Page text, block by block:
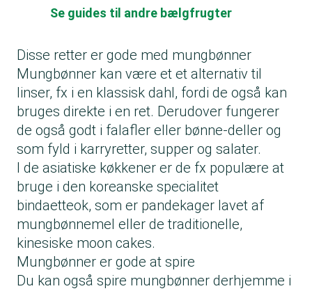
Se guides til andre bælgfrugter
Disse retter er gode med mungbønner
Mungbønner kan være et et alternativ til
linser, fx i en klassisk dahl, fordi de også kan
bruges direkte i en ret. Derudover fungerer
de også godt i falafler eller bønne-deller og
som fyld i karryretter, supper og salater.
I de asiatiske køkkener er de fx populære at
bruge i den koreanske specialitet
bindaetteok, som er pandekager lavet af
mungbønnemel eller de traditionelle,
kinesiske moon cakes.
Mungbønner er gode at spire
Du kan også spire mungbønner derhjemme i